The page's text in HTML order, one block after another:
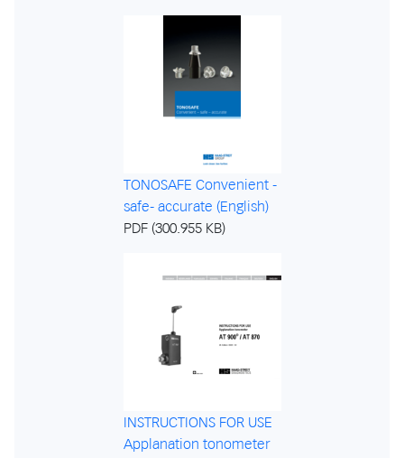
TONOSAFE Convenient -
safe- accurate (English)
PDF (300.955 KB)
INSTRUCTIONS FOR USE
Applanation tonometer